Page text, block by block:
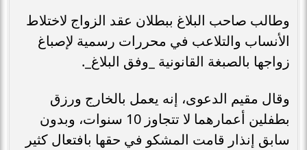
وطالب صاحب البلاغ ببطلان عقد الزواج لاختلاط
الأنساب والتلاعب في محررات رسمية لإصباغ
زواجها بالصبغة القانونية _وفق البلاغ_.
وقال مقيم الدعوى، إنه يعمل بالخارج ورزق
بطفلين أعمارهما لا تتجاوز 10 سنوات، وبدون
سابق إنذار قامت المشكو في حقها بافتعال كثير